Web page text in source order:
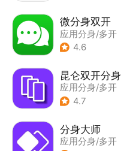
微分身双开
应用分身/多开
4.6
昆仑双开分身
应用分身/多开
4.7
分身大师
应用分身/多开